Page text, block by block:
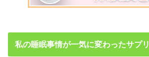
私の睡眠事情が一気に変わったサプリ